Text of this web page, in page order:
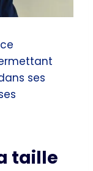
ses
taille